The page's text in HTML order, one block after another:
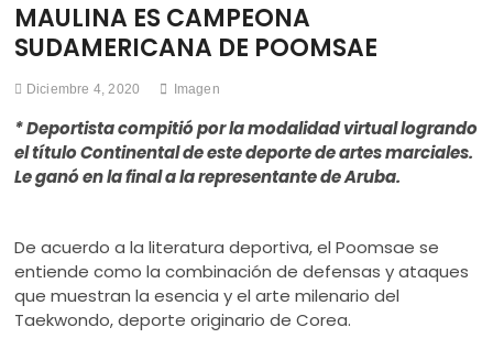
ú
MAULINA ES CAMPEONA
SUDAMERICANA DE POOMSAE
Diciembre 4, 2020 Imagen
* Deportista compitió por la modalidad virtual logrando
el título Continental de este deporte de artes marciales.
Le ganó en la final a la representante de Aruba.
De acuerdo a la literatura deportiva, el Poomsae se
entiende como la combinación de defensas y ataques
que muestran la esencia y el arte milenario del
Taekwondo, deporte originario de Corea.